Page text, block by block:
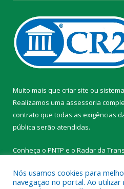
Muito mais que criar site ou
Realizamos uma assessoria
contrato que todas as exigências
pública serão atendidas.
Conheça o PNTP e o Radar da
Nós usamos cookies para
navegação no portal. Ao